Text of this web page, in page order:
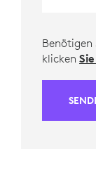
klicken